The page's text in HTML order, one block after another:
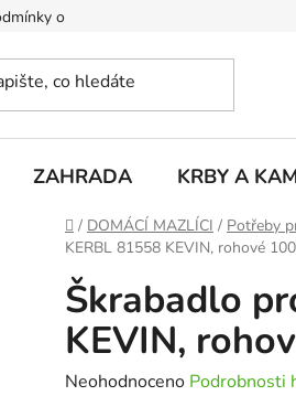
ochrany osobních údajů
ZAHRADA KRBY A
Domů
/ DOMÁCÍ MAZLÍCI / Potřeby
KERBL 81558 KEVIN, rohové
Škrabadlo
KEVIN,
Průměrné
Neohodnoceno Podrobnosti